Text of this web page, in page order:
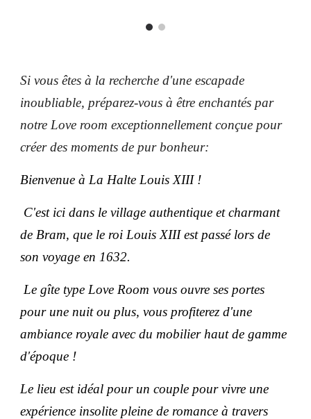
Si vous êtes à la recherche d'une escapade
inoubliable, préparez-vous à être enchantés par
notre Love room exceptionnellement conçue pour
créer des moments de pur bonheur:
Bienvenue à La Halte Louis XIII !
C'est ici dans le village authentique et charmant
de Bram, que le roi Louis XIII est passé lors de
son voyage en 1632.
Le gîte type Love Room vous ouvre ses portes
pour une nuit ou plus, vous profiterez d'une
ambiance royale avec du mobilier haut de gamme
d'époque !
Le lieu est idéal pour un couple pour vivre une
expérience insolite pleine de romance à travers